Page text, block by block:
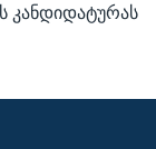
კანდიდატურას